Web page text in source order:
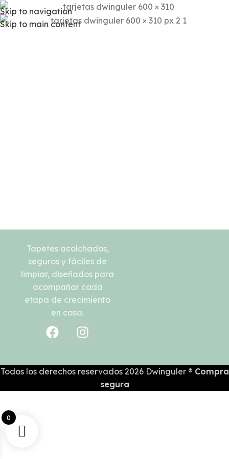
Skip to navigation
Skip to main content
Tapetes acolchados,
seguros y fáciles de
limpiar, diseñados para
acompañar cada
etapa de crecimiento
en casa.
Todos los derechos reservados 2026 Dwinguler ® Compra
segura
0